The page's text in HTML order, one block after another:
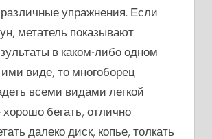
упражнения. Если
метатель показывают
в каком-либо одном
виде, то многоборец
всеми видами легкой
бегать, отлично
далеко диск, копье, толкать